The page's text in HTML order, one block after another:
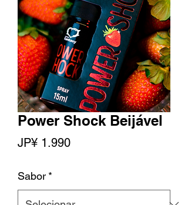
Power Shock Beijável
JP¥ 1.990Preço
Sabor *